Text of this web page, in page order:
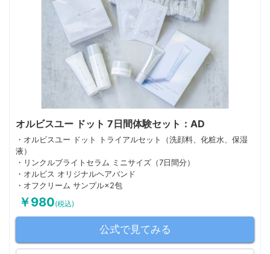
オルビスユー ドット 7日間体験セット：AD
・オルビスユー ドット トライアルセット（洗顔料、化粧水、保湿
液）
・リンクルブライトセラム ミニサイズ（7日間分）
・オルビス オリジナルヘアバンド
・オフクリーム サンプル×2包
￥980(税込)
公式で見てみる